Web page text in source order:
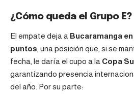
¿Cómo queda el Grupo E?
El empate deja a Bucaramanga
puntos , una posición que, si se
fecha, le daría el cupo a la Copa
garantizando presencia
del año. Por su parte: